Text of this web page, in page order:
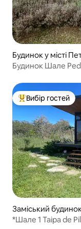
Будинок у місті
Будинок Шале
Топ вибір гостей
Вибір гостей
Заміський будинок
iás
*Шале 1 Taipa de